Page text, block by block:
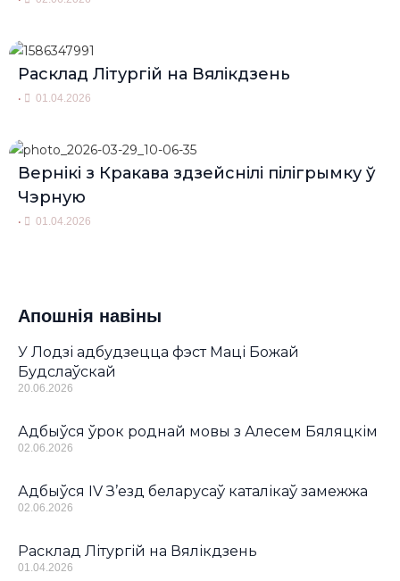
Расклад Літургій на Вялікдзень
• 01.04.2026
Вернікі з Кракава здзейснілі пілігрымку ў
Чэрную
• 01.04.2026
Апошнія навіны
У Лодзі адбудзецца фэст Маці Божай
Будслаўскай
20.06.2026
Адбыўся ўрок роднай мовы з Алесем Бяляцкім
02.06.2026
Адбыўся IV З’езд беларусаў каталікаў замежжа
02.06.2026
Расклад Літургій на Вялікдзень
01.04.2026